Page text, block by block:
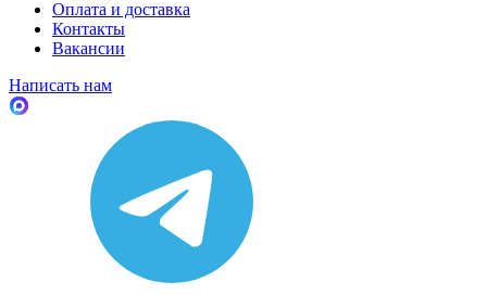
Оплата и доставка
Контакты
Вакансии
Написать нам